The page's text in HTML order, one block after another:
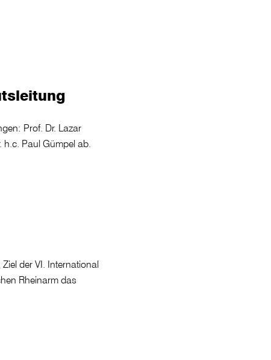
Prof. Dr. Lazar
Paul Gümpel ab.
der VI. International
Rheinarm das